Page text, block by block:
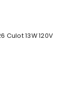
Culot 13W 120V